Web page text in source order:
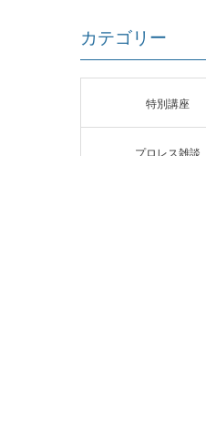
カテゴリー
特別講座
プロレス雑談